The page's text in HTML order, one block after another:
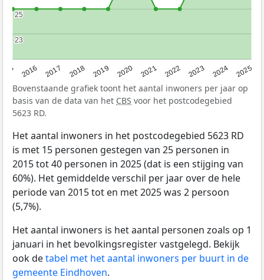
2016 2017 2018 2019 2020 2021 2022 2023 2024 2025
23
23
25
25
Bovenstaande grafiek toont het aantal inwoners per jaar op
basis van de data van het CBS voor het postcodegebied
5623 RD.
Het aantal inwoners in het postcodegebied 5623 RD
is met 15 personen gestegen van 25 personen in
2015 tot 40 personen in 2025 (dat is een stijging van
60%). Het gemiddelde verschil per jaar over de hele
periode van 2015 tot en met 2025 was 2 persoon
(5,7%).
Het aantal inwoners is het aantal personen zoals op 1
januari in het bevolkingsregister vastgelegd. Bekijk
ook detabel met het aantal inwoners per buurt in de
gemeente Eindhoven.